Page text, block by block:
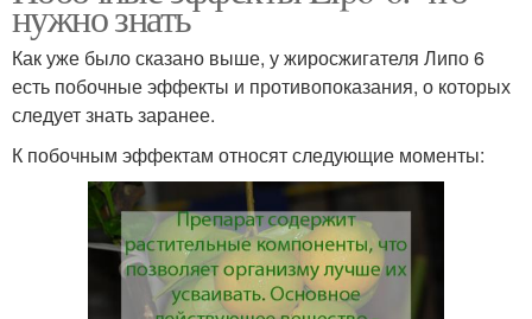
нужно знать
Как уже было сказано выше, у жиросжигателя Липо 6
есть побочные эффекты и противопоказания, о которых
следует знать заранее.
К побочным эффектам относят следующие моменты: